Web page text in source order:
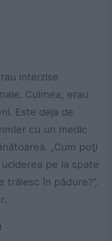
interzise
Culmea, erau
Este deja de
cu un medic
„Cum poţi
pe la spate
în pădure?”,